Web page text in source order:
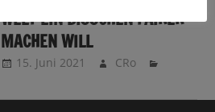
WELT EIN BISSCHEN FAIRER
MACHEN WILL
15. Juni 2021 CRo